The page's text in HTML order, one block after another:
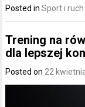
Posted inSport i ruch
Trening na
dla lepszej
Posted on 22